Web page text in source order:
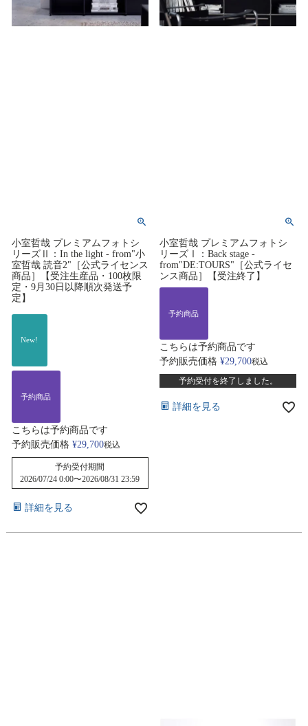
小室哲哉 プレミアムフォトシ
リーズⅡ：In the light - from"小
室哲哉 読音2"［公式ライセンス
商品］【受注生産品・100枚限
定・9月30日以降順次発送予
定】
New!
予約商品
こちらは予約商品です
予約販売価格 ¥29,700税込
予約受付期間
2026/07/24 0:00〜2026/08/31 23:59
詳細を見る
小室哲哉 プレミアムフォトシ
リーズⅠ：Back stage -
from"DE:TOURS"［公式ライセ
ンス商品］【受注終了】
予約商品
こちらは予約商品です
予約販売価格 ¥29,700税込
予約受付を終了しました。
詳細を見る